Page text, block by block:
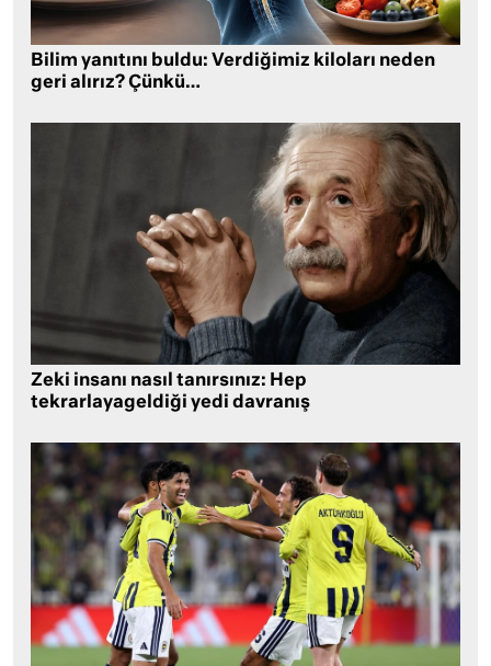
Bilim yanıtını buldu: Verdiğimiz kiloları neden
geri alırız? Çünkü…
Zeki insanı nasıl tanırsınız: Hep
tekrarlayageldiği yedi davranış